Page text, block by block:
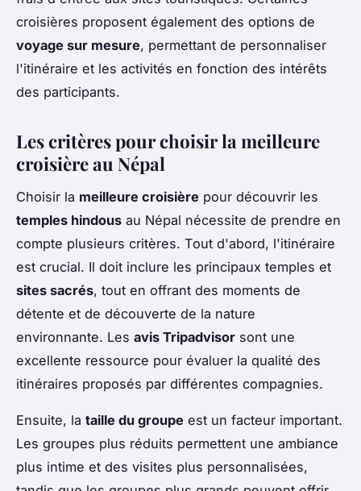
croisières proposent également des options de
voyage sur mesure, permettant de personnaliser
l'itinéraire et les activités en fonction des intérêts
des participants.
Les critères pour choisir la meilleure
croisière au Népal
Choisir la meilleure croisière pour découvrir les
temples hindous au Népal nécessite de prendre en
compte plusieurs critères. Tout d'abord, l'itinéraire
est crucial. Il doit inclure les principaux temples et
sites sacrés, tout en offrant des moments de
détente et de découverte de la nature
environnante. Les avis Tripadvisor sont une
excellente ressource pour évaluer la qualité des
itinéraires proposés par différentes compagnies.
Ensuite, la taille du groupe est un facteur important.
Les groupes plus réduits permettent une ambiance
plus intime et des visites plus personnalisées,